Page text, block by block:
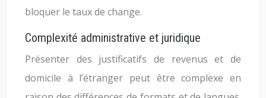
bloquer le taux de change.
Complexité administrative et juridique
Présenter des justificatifs de revenus et de
domicile à l’étranger peut être complexe en